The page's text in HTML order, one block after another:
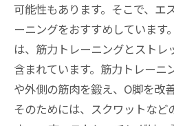
可能性もあります。そこで、エ
ーニングをおすすめしています
は、筋力トレーニングとストレ
含まれています。筋力トレーニ
や外側の筋肉を鍛え、O脚を改
そのためには、スクワットなど